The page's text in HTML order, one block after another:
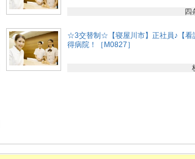
四
☆3交替制☆【寝屋川市】正社員♪【看
得病院！［M0827］